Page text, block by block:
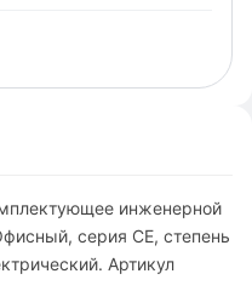
инженерной
серия CE, степень
Артикул